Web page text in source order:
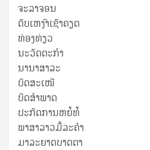
ຈະລາຈອນ
ດັບເຫງົາເຊົາຄຽດ
ທ່ອງທ່ຽວ
ນະວັດຕະກໍາ
ນານາສາລະ
ບົດສະເໜີ
ບົດສໍາພາດ
ປະກົດການຫຍໍ້ທໍ້
ພາສາລາວມື້ລະຄຳ
ມາລະຍາດບາດຕາ